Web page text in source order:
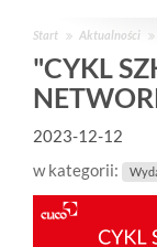
Start Aktualności
"CYKL
2023-12-12
w kategorii: